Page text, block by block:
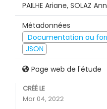
PAILHE Ariane, SOLAZ
Métadonnées
Documentation au
JSON
Page web de l'étude
CRÉÉ LE
Mar 04, 2022